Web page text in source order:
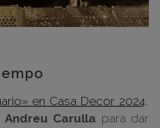
en Casa Decor 2024,
Andreu Carulla para dar